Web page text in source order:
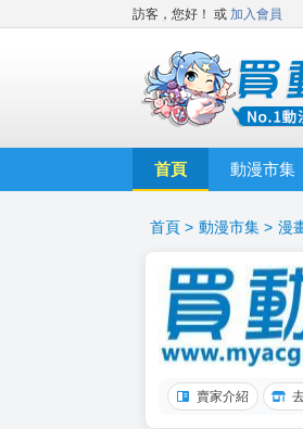
訪客，您好！ 或 加入會員
首頁 動漫市集
首頁 > 動漫市集 > 漫
賣家介紹